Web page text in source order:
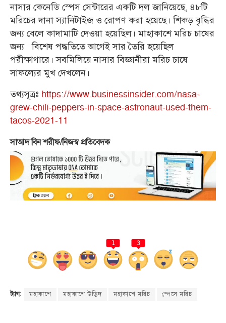
নাসার কেনেডি স্পেস সেন্টারের একটি দল জানিয়েছে, ৪৮টি
মরিচের দানা স্যানিটাইজ ও রোপণ করা হয়েছে। শিকড় বৃদ্ধির
জন্য বেলে কাদামাটি দেওয়া হয়েছিল। মাহাকাশে মরিচ চাষের
জন্য বিশেষ পদ্ধতিতে আগেই সার তৈরি হয়েছিল
পরীক্ষাগারে। সবমিলিয়ে নাসার বিজ্ঞানীরা মরিচ চাষে
সাফল্যের মুখ দেখলেন।
তথ্যসূত্রঃ https://www.businessinsider.com/nasa-
grew-chili-peppers-in-space-astronaut-used-them-
tacos-2021-11
সাআদ বিন শরীফ/নিজস্ব প্রতিবেদক
1 3
ট্যাগ: মহাকাশে মহাকাশে উদ্ভিদ মহাকাশে মরিচ স্পেসে মরিচ